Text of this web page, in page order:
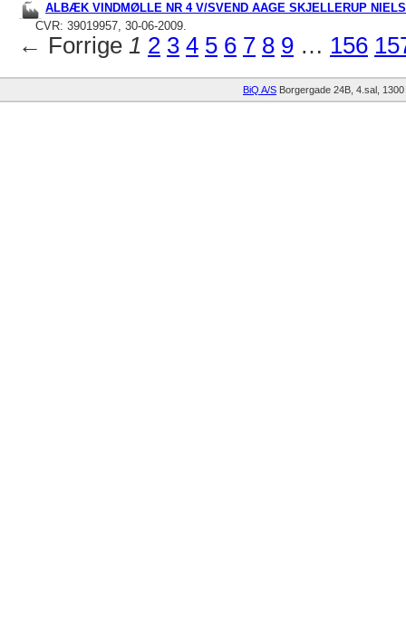
ALBÆK VINDMØLLE NR 4 V/SVEND AAGE SKJELLERUP
CVR: 39019957, 30-06-2009.
← Forrige 1 2 3 4 5 6 7 8 9 … 156
BiQ A/S Borgergade 24B, 4.sal 1300